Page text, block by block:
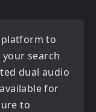
to
your search
dual audio
for
to